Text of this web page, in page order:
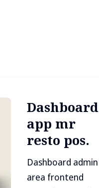
Dashboard
app mr
resto pos.
Dashboard admin
area frontend